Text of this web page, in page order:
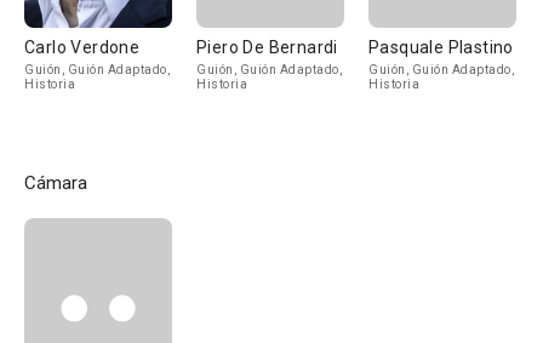
Carlo Verdone
Guión, Guión Adaptado,
Historia
Piero De Bernardi
Guión, Guión Adaptado,
Historia
Pasquale Plastino
Guión, Guión Adaptado,
Historia
Cámara